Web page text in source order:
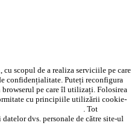
scopul de a realiza serviciile pe care
confidențialitate. Puteți reconfigura
browserul pe care îl utilizați. Folosirea
cu principiile utilizării cookie-
. Tot
dvs. personale de către site-ul